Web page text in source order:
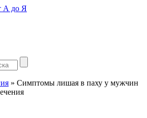
А до Я
» Симптомы лишая в паху у мужчин